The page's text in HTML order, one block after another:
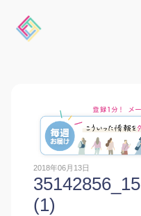
2018年06月13日
(1)